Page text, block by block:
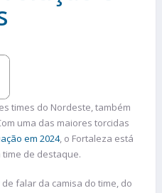
times do Nordeste, também
uma das maiores torcidas
em 2024, o Fortaleza está
de destaque.
falar da camisa do time, do